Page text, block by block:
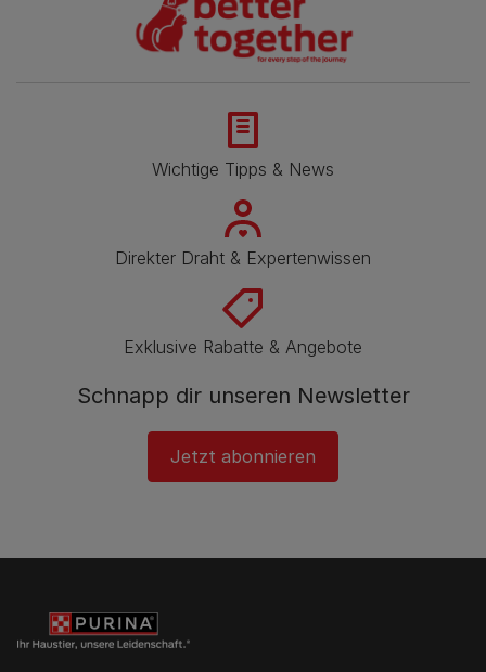
Wichtige Tipps & News
Direkter Draht & Expertenwissen
Exklusive Rabatte & Angebote
Schnapp dir unseren Newsletter
Jetzt abonnieren